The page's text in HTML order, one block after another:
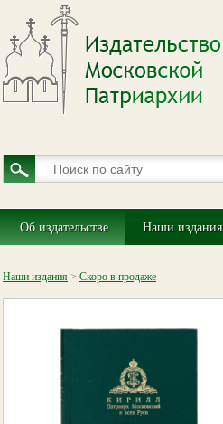
Об издательстве Наши издания
Наши издания > Скоро в продаже